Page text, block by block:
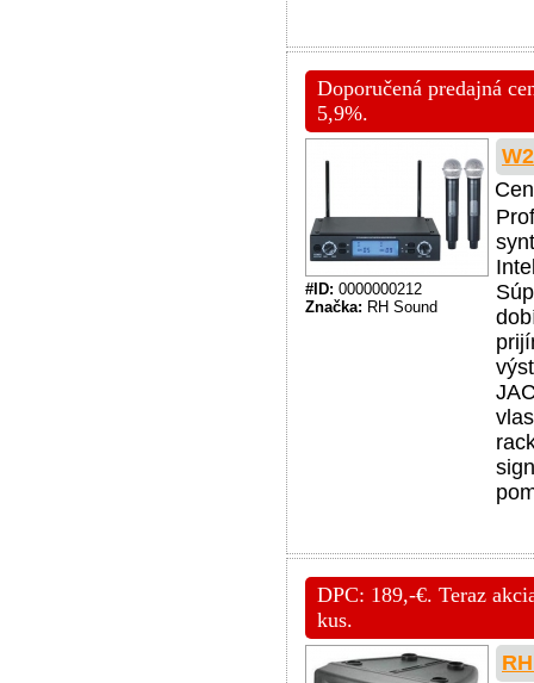
Doporučená predajná
5,9%.
#ID: 0000000212
Značka: RH Sound
DPC: 189,-€. Teraz
kus.